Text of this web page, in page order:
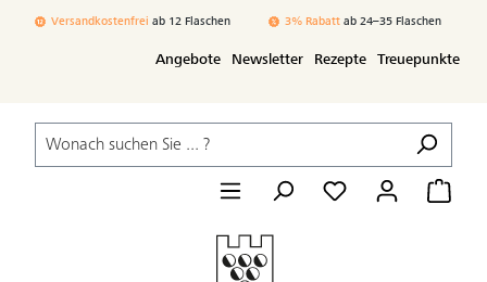
Zum Hauptinhalt springen
Versandkostenfrei ab 12 Flaschen 3% Rabattab 24–35 Flaschen
Angebote Newsletter Rezepte Treuepunkte